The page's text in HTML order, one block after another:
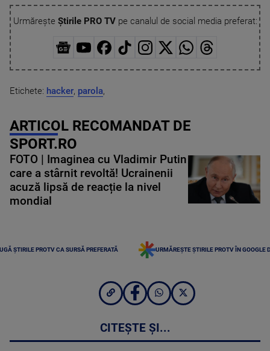
Urmărește Știrile PRO TVpe canalul de social media preferat:
Etichete: hacker, parola,
ARTICOL RECOMANDAT DE
SPORT.RO
FOTO | Imaginea cu Vladimir Putin
care a stârnit revoltă! Ucrainenii
acuză lipsă de reacție la nivel
mondial
ȘTIRILE PROTV CA SURSĂ PREFERATĂ URMĂREȘTE ȘTIRILE PROTV ÎN GOOGLE
CITEȘTE ȘI...